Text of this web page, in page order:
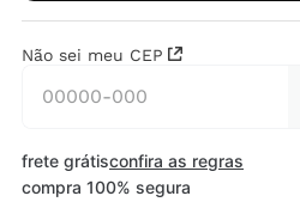
Não sei meu CEP
frete grátisconfira as regras
compra 100% segura